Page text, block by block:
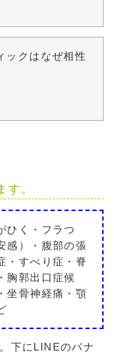
ックはなぜ相性
。
ひく・フラつ
感）・腹部の張
・すべり症・脊
胸郭出口症候
坐骨神経痛・顎
下にLINEのバナ